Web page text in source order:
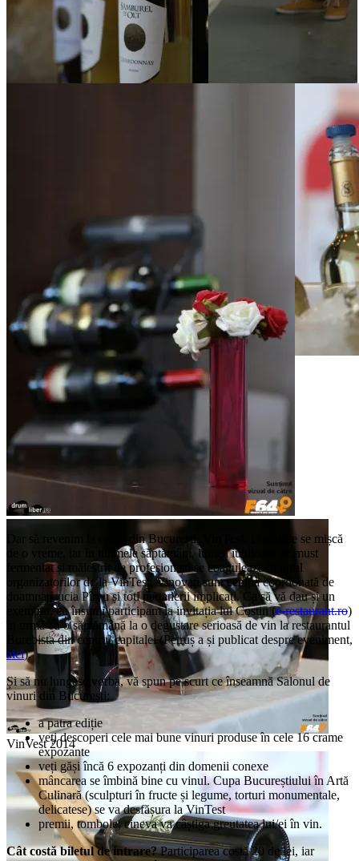
VinVest 2014
Vinuri bune, foarte bune. Românești.
VinVest 2014
Dar să revenim la ediția din București,
. Lucrurile se mișcă
de o vreme, iar în ultimele săptămâni, lumea iubitoare de must
fermentat și măiestrit de profesioniști se coagulează în jurul
organizatorilor de la VinTest. Vinovați sunt echipa coordonată de
doamna Lucia Pîrvu și toți partenerii implicați. Ca să vă dau și un
exemplu, eu însumi participam la invitația lui Costin (e-restaurant.ro)
în urmă cu o săptămână la o degustare serioasă de vin la restaurantul
Burebista din centrul capitalei (Petruș a și publicat despre eveniment,
aici).
Și să nu lungesc vorba, vă spun pe scurt ce înseamnă Salonul de
vinuri din București:
a patra ediție
veți descoperi cele mai bune vinuri produse în cele 16 crame
expozante
veți găși încă 6 expozanți din domenii conexe
mâncarea se îmbină bine cu vinul. Cupa Bucureștiului în Artă
Culinară (sculpturi în fructe și legume, torturi monumentale,
delicatese) se va desfășura la VinTest
premii, tombole; cineva va câștiga greutatea lui/ei în vin.
Cât costă biletul de intrare?Participarea costă 20 de lei, iar